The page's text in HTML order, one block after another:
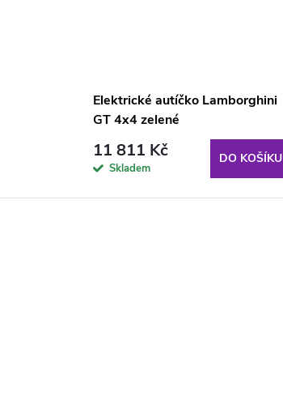
Elektrické autíčko Lamborghini
GT 4x4 zelené
11 811 Kč
Skladem
DO KOŠÍKU